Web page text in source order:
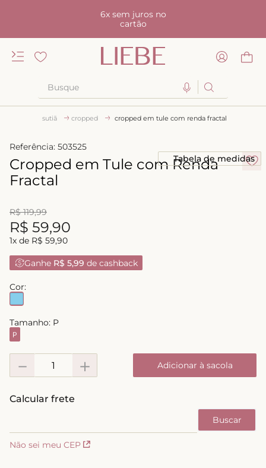
6x sem juros no
cartão
sutiã cropped cropped em tule com renda fractal
Referência: 503525
Cropped em Tule com Renda
Fractal
R$ 119,99
R$ 59,90
1x de R$ 59,90
Ganhe R$ 5,99 de cashback
Tabela de medidas
Cor:
Tamanho: P
P
＋
－ Adicionar à sacola
Não sei meu CEP
TERMOS MAIS BUSCADOS
sutiã
anatomic
calcinha alta
triangulo
10º short doll